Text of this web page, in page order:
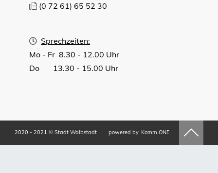
(0 72 61) 65 52 30
Sprechzeiten:
Mo - Fr 8.30 - 12.00 Uhr
Do 13.30 - 15.00 Uhr
2020 - 2021 © Stadt Waibstadt powered by Komm.ONE